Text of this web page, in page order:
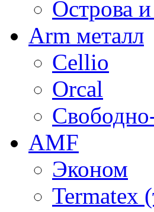
Острова
Arm металл
Cellio
Orcal
AMF
Эконом
Termatex